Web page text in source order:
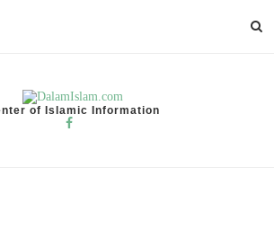
of Islamic Information